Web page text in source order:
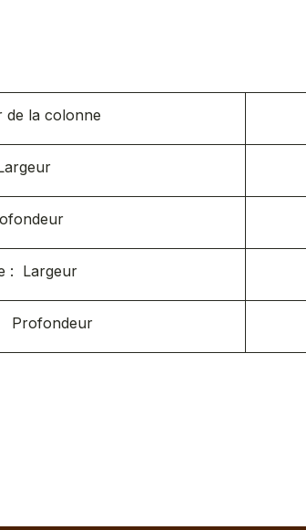
de la colonne
: Largeur
Profondeur